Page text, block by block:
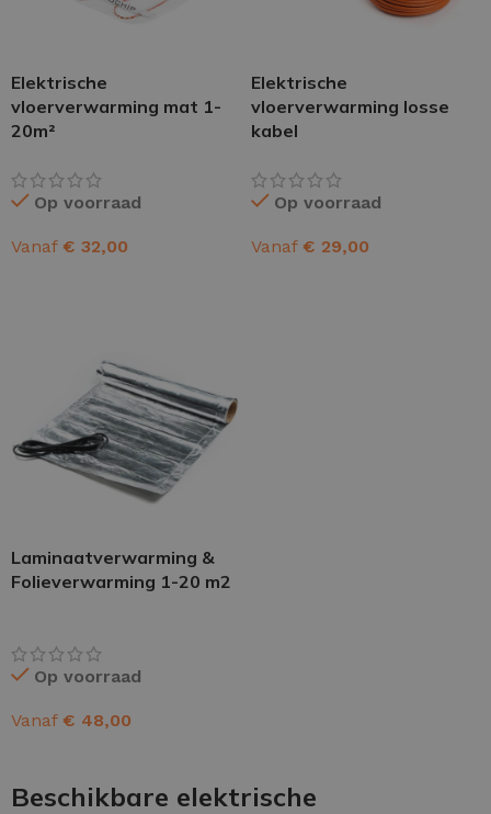
Elektrische
vloerverwarming mat 1-
20m²
Op voorraad
Vanaf € 32,00
Elektrische
vloerverwarming losse
kabel
Op voorraad
Vanaf € 29,00
Laminaatverwarming &
Folieverwarming 1-20 m2
Op voorraad
Vanaf € 48,00
Beschikbare elektrische